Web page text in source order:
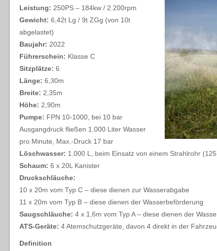
Leistung: 250PS – 184kw / 2.200rpm
Gewicht: 6,42t Lg / 9t ZGg (von 10t
abgelastet)
Baujahr: 2022
Führerschein: Klasse C
Sitzplätze: 6
Länge: 6,30m
Breite: 2,35m
Höhe: 2,90m
Pumpe: FPN 10-1000, bei 10 bar
Ausgangdruck fließen 1.000 Liter Wasser
pro Minute, Max.-Druck 17 bar
Löschwasser: 1.000 L, beim Einsatz von einem Strahlrohr
Schaum: 6 x 20L Kanister
Druckschläuche:
10 x 20m vom Typ C – diese dienen zur Wasserabgabe
11 x 20m vom Typ B – diese dienen der Wasserbeförderung
Saugschläuche: 4 x 1,6m vom Typ A – diese dienen der
ATS-Geräte: 4 Atemschutzgeräte, davon 4 direkt in der
Definition